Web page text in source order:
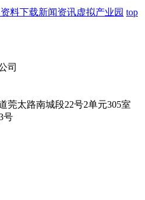
资料下载新闻资讯虚拟产业园 top
司
莞太路南城段22号2单元305室
号